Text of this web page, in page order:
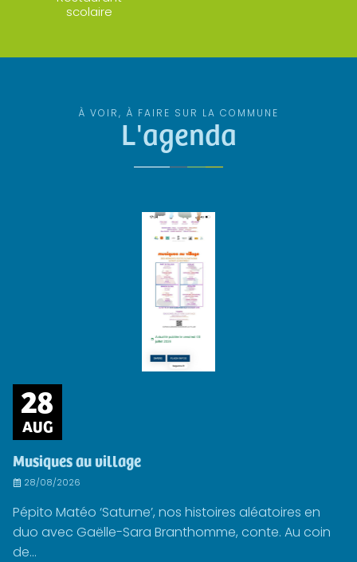
scolaire
À VOIR, À FAIRE SUR LA COMMUNE
L'agenda
28
AUG
Musiques au village
28/08/2026
Pépito Matéo ‘Saturne’, nos histoires aléatoires en
duo avec Gaëlle-Sara Branthomme, conte. Au coin
de...